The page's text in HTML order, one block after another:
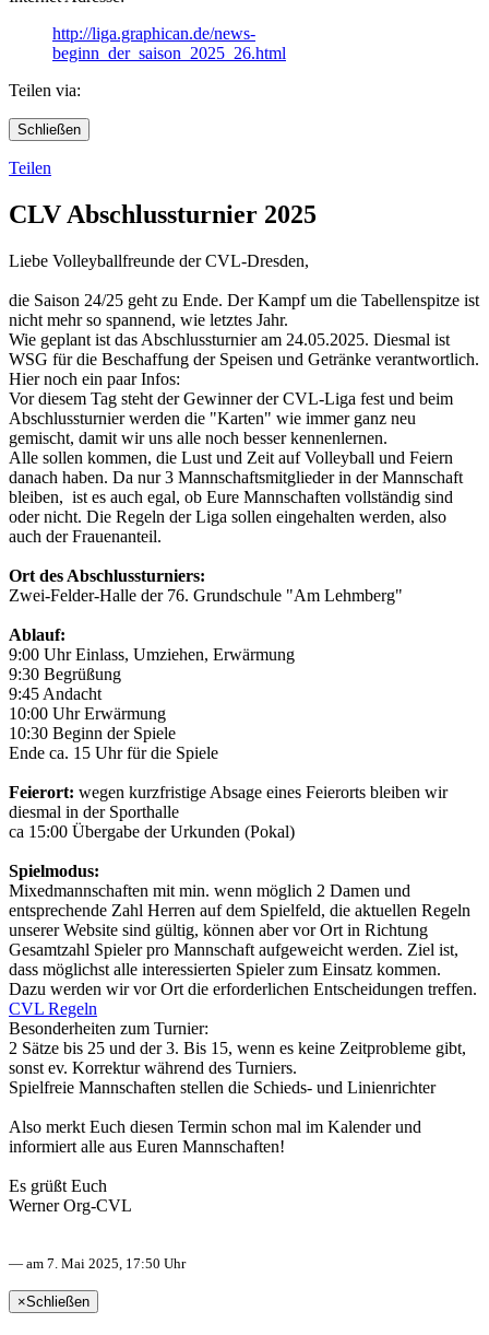
http://liga.graphican.de/news-
beginn_der_saison_2025_26.html
Teilen via:
Schließen
Teilen
CLV Abschlussturnier 2025
Liebe Volleyballfreunde der CVL-Dresden,
die Saison 24/25 geht zu Ende. Der Kampf um die Tabellenspitze ist
nicht mehr so spannend, wie letztes Jahr.
Wie geplant ist das Abschlussturnier am 24.05.2025. Diesmal ist
WSG für die Beschaffung der Speisen und Getränke verantwortlich.
Hier noch ein paar Infos:
Vor diesem Tag steht der Gewinner der CVL-Liga fest und beim
Abschlussturnier werden die "Karten" wie immer ganz neu
gemischt, damit wir uns alle noch besser kennenlernen.
Alle sollen kommen, die Lust und Zeit auf Volleyball und Feiern
danach haben. Da nur 3 Mannschaftsmitglieder in der Mannschaft
bleiben, ist es auch egal, ob Eure Mannschaften vollständig sind
oder nicht. Die Regeln der Liga sollen eingehalten werden, also
auch der Frauenanteil.
Ort des Abschlussturniers:
Zwei-Felder-Halle der 76. Grundschule "Am Lehmberg"
Ablauf:
9:00 Uhr Einlass, Umziehen, Erwärmung
9:30 Begrüßung
9:45 Andacht
10:00 Uhr Erwärmung
10:30 Beginn der Spiele
Ende ca. 15 Uhr für die Spiele
Feierort: wegen kurzfristige Absage eines Feierorts bleiben wir
diesmal in der Sporthalle
ca 15:00 Übergabe der Urkunden (Pokal)
Spielmodus:
Mixedmannschaften mit min. wenn möglich 2 Damen und
entsprechende Zahl Herren auf dem Spielfeld, die aktuellen Regeln
unserer Website sind gültig, können aber vor Ort in Richtung
Gesamtzahl Spieler pro Mannschaft aufgeweicht werden. Ziel ist,
dass möglichst alle interessierten Spieler zum Einsatz kommen.
Dazu werden wir vor Ort die erforderlichen Entscheidungen treffen.
CVL Regeln
Besonderheiten zum Turnier:
2 Sätze bis 25 und der 3. Bis 15, wenn es keine Zeitprobleme gibt,
sonst ev. Korrektur während des Turniers.
Spielfreie Mannschaften stellen die Schieds- und Linienrichter
Also merkt Euch diesen Termin schon mal im Kalender und
informiert alle aus Euren Mannschaften!
Es grüßt Euch
Werner Org-CVL
— am 7. Mai 2025, 17:50 Uhr
×Schließen